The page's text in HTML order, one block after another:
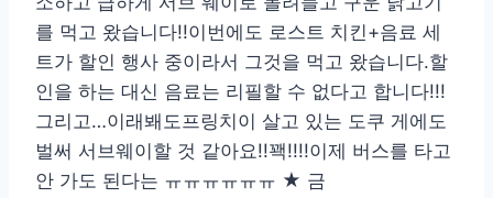
를 먹고 왔습니다!!이번에도 로스트 치킨+음료 세
트가 할인 행사 중이라서 그것을 먹고 왔습니다.할
인을 하는 대신 음료는 리필할 수 없다고 합니다!!!
그리고…이래봬도프링치이 살고 있는 도쿠 게에도
벌써 서브웨이할 것 같아요!!꽥!!!!이제 버스를 타고
안 가도 된다는 ㅠㅠㅠㅠㅠㅠ ★ 금